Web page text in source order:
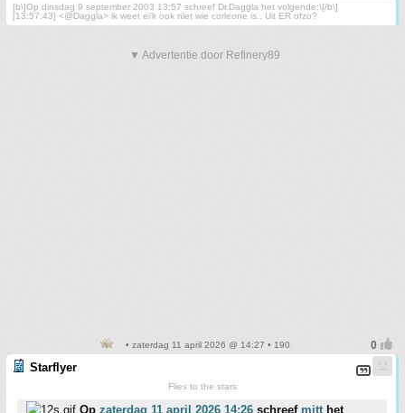
[b\]Op dinsdag 9 september 2003 13:57 schreef Dr.Daggla het volgende:\[/b\]
[13:57:43] <@Daggla> ik weet ei'k ook niet wie corleone is.. Uit ER ofzo?
▼ Advertentie door Refinery89
• zaterdag 11 april 2026 @ 14:27 • 190
Starflyer
Flies to the stars
Op zaterdag 11 april 2026 14:26 schreef mitt het